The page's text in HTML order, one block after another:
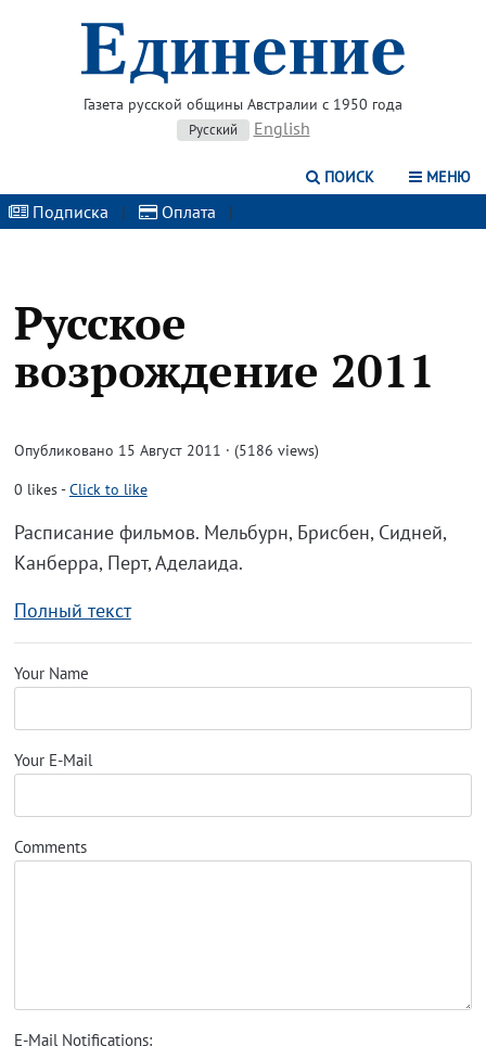
Газета русской общины Австралии с 1950 года
Русский English
ПОИСК МЕНЮ
Подписка | Оплата |
Русское
возрождение 2011
Опубликовано 15 Август 2011 · (5186 views)
0 likes-Click to like
Расписание фильмов. Мельбурн, Брисбен, Сидней,
Канберра, Перт, Аделаида.
Полный текст
Your Name
Your E-Mail
Comments
E-Mail Notifications: